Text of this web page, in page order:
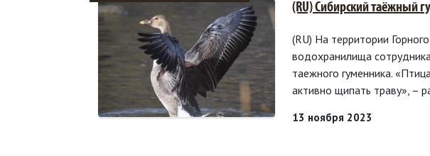
(RU) Сибирский таёжный
(RU) На территории
водохранилища
таежного гуменника.
активно щипать траву», –
13 ноября 2023